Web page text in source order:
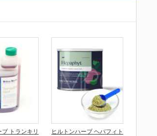
トランキリ
ヒルトンハーブ ヘパフィト